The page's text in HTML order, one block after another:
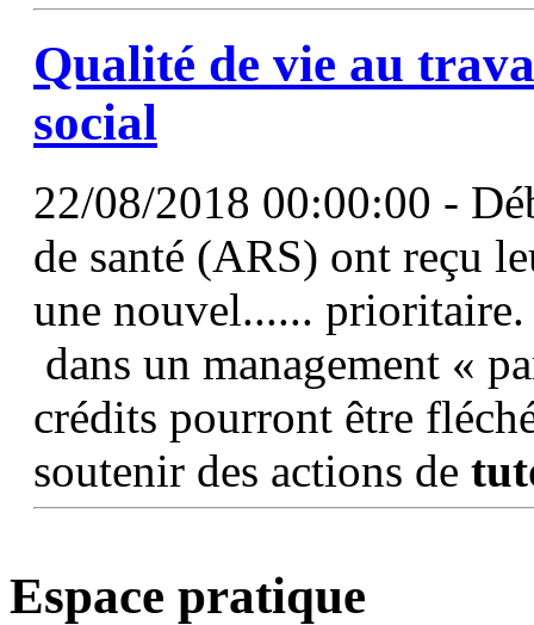
Qualité de vie au
social
22/08/2018 00:00:00 -
de santé (ARS) ont reçu
une nouvel......
dans un management «
crédits pourront être
soutenir des actions de
Espace pratique